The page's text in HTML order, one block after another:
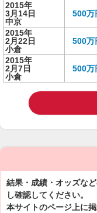
2015年
3月14日
中京
500万
2015年
2月22日
小倉
500万
2015年
2月7日
小倉
500万
結果・成績・オッズな
し確認してください。
本サイトのページ上に